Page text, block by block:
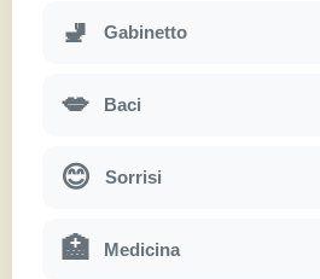
🚽 Gabinetto
💋 Baci
😊 Sorrisi
🏥 Medicina